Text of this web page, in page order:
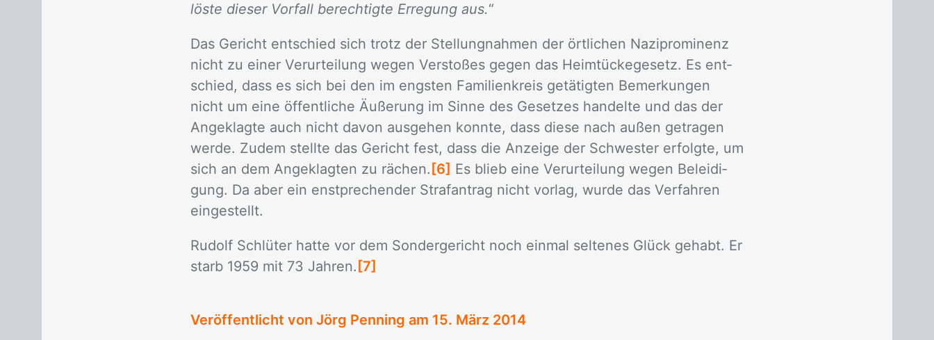
löste dieser Vorfall berechtigte Erregung aus.“
Das Ge­richt ent­schied sich trotz der Stel­lung­nah­men der ört­li­chen Na­zi­pro­mi­nenz
nicht zu ei­ner Ver­ur­tei­lung we­gen Ver­sto­ßes ge­gen das Heim­tü­cke­ge­setz. Es ent­
schied, dass es sich bei den im engs­ten Fa­mi­li­en­kreis ge­tä­tig­ten Be­mer­kun­gen
nicht um eine öf­fent­li­che Äuße­rung im Sin­ne des Ge­set­zes han­del­te und das der
An­ge­klag­te auch nicht da­von aus­ge­hen konn­te, dass die­se nach au­ßen ge­tra­gen
wer­de. Zu­dem stell­te das Ge­richt fest, dass die An­zei­ge der Schwes­ter er­folg­te, um
sich an dem An­ge­klag­ten zu rä­chen. [6] Es blieb eine Ver­ur­tei­lung we­gen Be­lei­di­
gung. Da aber ein enst­pre­chen­der Straf­an­trag nicht vor­lag, wur­de das Ver­fah­ren
ein­ge­stellt.
Ru­dolf Schlü­ter hat­te vor dem Son­der­ge­richt noch ein­mal sel­te­nes Glück ge­habt. Er
starb 1959 mit 73 Jah­ren. [7]
Veröffentlicht von Jörg Penning am 15. März 2014